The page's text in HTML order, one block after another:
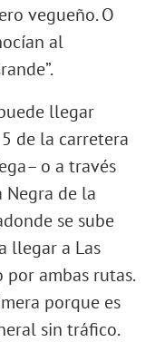
vegueño. O
al
llegar
de la carretera
o a través
Negra de la
se sube
llegar a Las
por ambas rutas.
porque es
sin tráfico.